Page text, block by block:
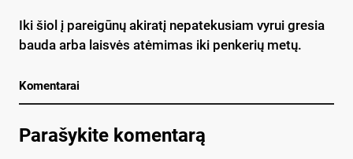
Iki šiol į pareigūnų akiratį nepatekusiam vyrui gresia
bauda arba laisvės atėmimas iki penkerių metų.
Komentarai
Parašykite komentarą